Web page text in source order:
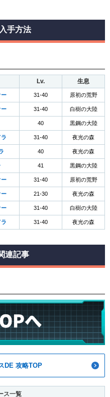
手方法
Lv. 生息
ー 31-40 原初の荒野
ー 31-40 白樹の大陸
40 黒鋼の大陸
31-40 夜光の森
40 夜光の森
41 黒鋼の大陸
ー 31-40 原初の荒野
ー 21-30 夜光の森
ー 31-40 白樹の大陸
31-40 夜光の森
連記事
DE 攻略TOP
ス一覧